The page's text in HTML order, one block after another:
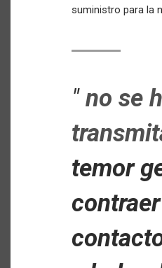
suministro para la
"no se
temor